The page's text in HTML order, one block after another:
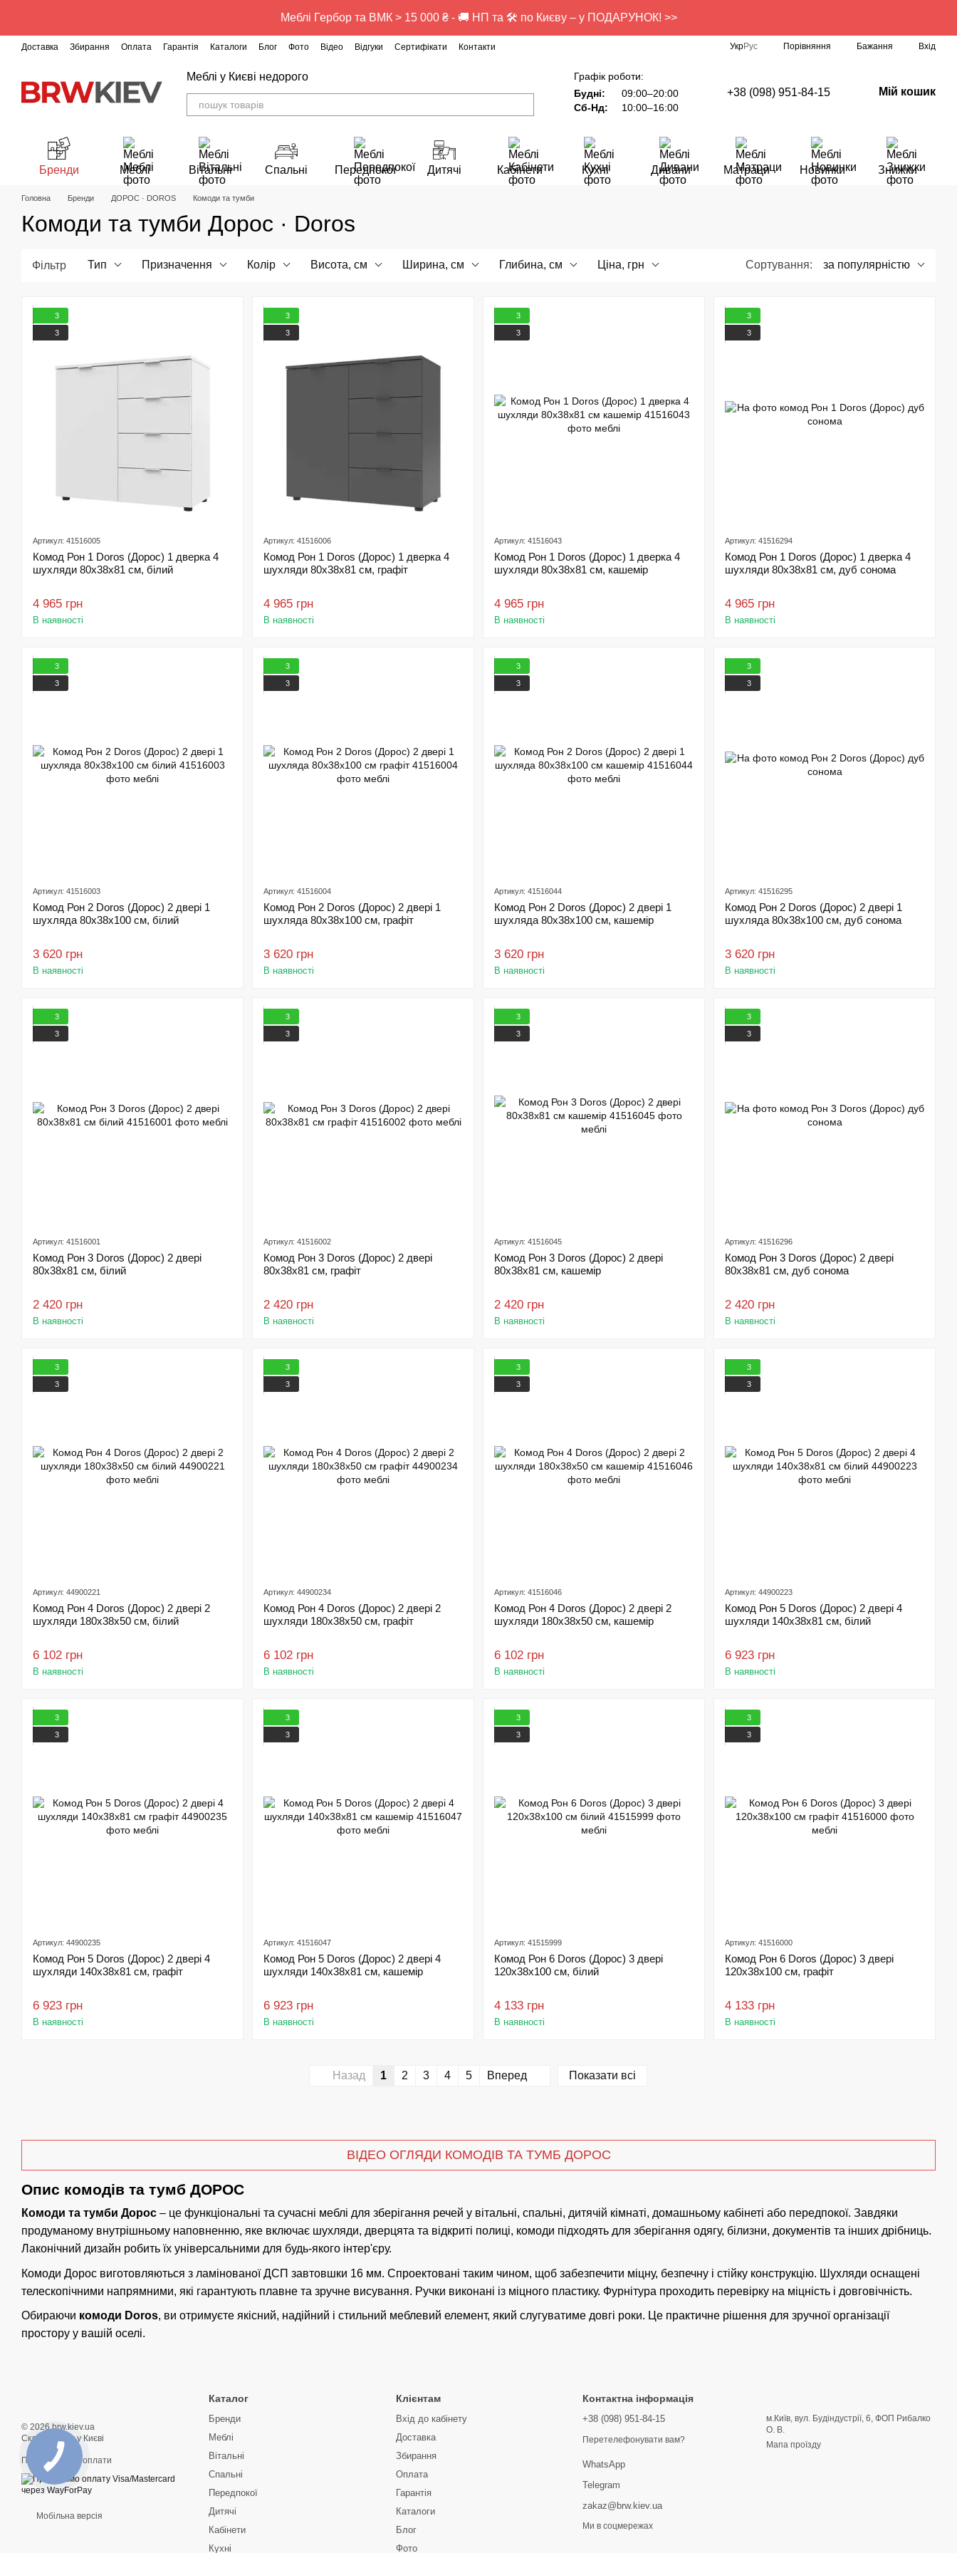
Меблі Гербор та ВМК > 15 000 ₴ - 🚚 НП та 🛠️ по Києву – у ПОДАРУНОК! >>
Доставка Збирання Оплата Гарантія Каталоги Блог Фото Відео Відгуки Сертифікати Контакти УкрРус Порівняння Бажання Вхід
Меблі у Києві недорого
Графік роботи:
Будні:
09:00–20:00
Сб-Нд:
10:00–16:00
+38 (098) 951-84-15 Мій кошик
Бренди Меблі Вітальні Спальні Передпокої Дитячі Кабінети Кухні Дивани Матраци Новинки Знижки
Головна Бренди ДОРОС · DOROS Комоди та тумби
Комоди та тумби Дорос · Doros
Фільтр Тип Призначення Колір Висота, см Ширина, см Глибина, см Ціна, грн Сортування: за популярністю
ВІДЕО ОГЛЯДИ КОМОДІВ ТА ТУМБ ДОРОС
Опис комодів та тумб ДОРОС
Комоди та тумби Дорос – це функціональні та сучасні меблі для зберігання речей у вітальні, спальні, дитячій кімнаті, домашньому кабінеті або передпокої. Завдяки
продуманому внутрішньому наповненню, яке включає шухляди, дверцята та відкриті полиці, комоди підходять для зберігання одягу, білизни, документів та інших дрібниць.
Лаконічний дизайн робить їх універсальними для будь-якого інтер'єру.
Комоди Дорос виготовляються з ламінованої ДСП завтовшки 16 мм. Cпроектовані таким чином, щоб забезпечити міцну, безпечну і стійку конструкцію. Шухляди оснащені
телескопічними напрямними, які гарантують плавне та зручне висування. Ручки виконані із міцного пластику. Фурнітура проходить перевірку на міцність і довговічність.
Обираючи комоди Doros, ви отримуєте якісний, надійний і стильний меблевий елемент, який слугуватиме довгі роки. Це практичне рішення для зручної організації
простору у вашій оселі.
3
3
Артикул: 41516005
Комод Рон 1 Doros (Дорос) 1 дверка 4
шухляди 80х38х81 см, білий
4 965 грн
В наявності
3
3
Артикул: 41516006
Комод Рон 1 Doros (Дорос) 1 дверка 4
шухляди 80х38х81 см, графіт
4 965 грн
В наявності
3
3
Артикул: 41516043
Комод Рон 1 Doros (Дорос) 1 дверка 4
шухляди 80х38х81 см, кашемір
4 965 грн
В наявності
3
3
Артикул: 41516294
Комод Рон 1 Doros (Дорос) 1 дверка 4
шухляди 80х38х81 см, дуб сонома
4 965 грн
В наявності
3
3
Артикул: 41516003
Комод Рон 2 Doros (Дорос) 2 двері 1
шухляда 80х38х100 см, білий
3 620 грн
В наявності
3
3
Артикул: 41516004
Комод Рон 2 Doros (Дорос) 2 двері 1
шухляда 80х38х100 см, графіт
3 620 грн
В наявності
3
3
Артикул: 41516044
Комод Рон 2 Doros (Дорос) 2 двері 1
шухляда 80х38х100 см, кашемір
3 620 грн
В наявності
3
3
Артикул: 41516295
Комод Рон 2 Doros (Дорос) 2 двері 1
шухляда 80х38х100 см, дуб сонома
3 620 грн
В наявності
3
3
Артикул: 41516001
Комод Рон 3 Doros (Дорос) 2 двері
80х38х81 см, білий
2 420 грн
В наявності
3
3
Артикул: 41516002
Комод Рон 3 Doros (Дорос) 2 двері
80х38х81 см, графіт
2 420 грн
В наявності
3
3
Артикул: 41516045
Комод Рон 3 Doros (Дорос) 2 двері
80х38х81 см, кашемір
2 420 грн
В наявності
3
3
Артикул: 41516296
Комод Рон 3 Doros (Дорос) 2 двері
80х38х81 см, дуб сонома
2 420 грн
В наявності
3
3
Артикул: 44900221
Комод Рон 4 Doros (Дорос) 2 двері 2
шухляди 180х38х50 см, білий
6 102 грн
В наявності
3
3
Артикул: 44900234
Комод Рон 4 Doros (Дорос) 2 двері 2
шухляди 180х38х50 см, графіт
6 102 грн
В наявності
3
3
Артикул: 41516046
Комод Рон 4 Doros (Дорос) 2 двері 2
шухляди 180х38х50 см, кашемір
6 102 грн
В наявності
3
3
Артикул: 44900223
Комод Рон 5 Doros (Дорос) 2 двері 4
шухляди 140х38х81 см, білий
6 923 грн
В наявності
3
3
Артикул: 44900235
Комод Рон 5 Doros (Дорос) 2 двері 4
шухляди 140х38х81 см, графіт
6 923 грн
В наявності
3
3
Артикул: 41516047
Комод Рон 5 Doros (Дорос) 2 двері 4
шухляди 140х38х81 см, кашемір
6 923 грн
В наявності
3
3
Артикул: 41515999
Комод Рон 6 Doros (Дорос) 3 двері
120х38х100 см, білий
4 133 грн
В наявності
3
3
Артикул: 41516000
Комод Рон 6 Doros (Дорос) 3 двері
120х38х100 см, графіт
4 133 грн
В наявності
Назад 1 2 3 4 5 Вперед Показати всі
© 2026 brw.kiev.ua
Склад меблів у Києві
Приймаємо до оплати
Мобільна версія
Каталог
Бренди
Меблі
Вітальні
Спальні
Передпокої
Дитячі
Кабінети
Кухні
Клієнтам
Вхід до кабінету
Доставка
Збирання
Оплата
Гарантія
Каталоги
Блог
Фото
Контактна інформація
+38 (098) 951-84-15
Перетелефонувати вам?
WhatsApp
Telegram
zakaz@brw.kiev.ua
м.Київ, вул. Будіндустрії, 6, ФОП Рибалко
О. В.
Мапа проїзду
Ми в соцмережах